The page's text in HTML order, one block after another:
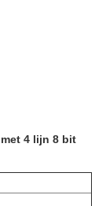
4 lijn 8 bit